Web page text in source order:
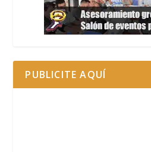
PUBLICITE AQUÍ